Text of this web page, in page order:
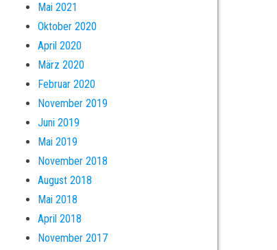
Mai 2021
Oktober 2020
April 2020
März 2020
Februar 2020
November 2019
Juni 2019
Mai 2019
November 2018
August 2018
Mai 2018
April 2018
November 2017